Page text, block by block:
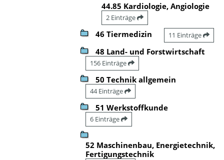
44.85 Kardiologie, Angiologie
2 Einträge
46 Tiermedizin 11 Einträge
48 Land- und Forstwirtschaft
156 Einträge
50 Technik allgemein
44 Einträge
51 Werkstoffkunde
6 Einträge
52 Maschinenbau, Energietechnik,
Fertigungstechnik